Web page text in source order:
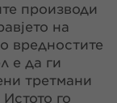
производи
на
вредностите
е да ги
третмани
го